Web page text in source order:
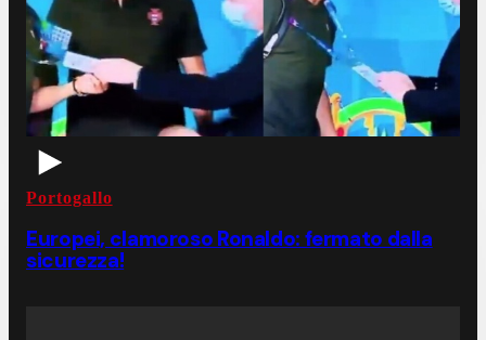
Portogallo
Europei, clamoroso Ronaldo: fermato dalla
sicurezza!